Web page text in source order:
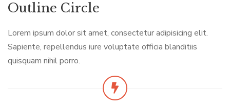
Outline Circle
Lorem ipsum dolor sit amet, consectetur adipisicing elit.
Sapiente, repellendus iure voluptate officia blanditiis
quisquam nihil porro.